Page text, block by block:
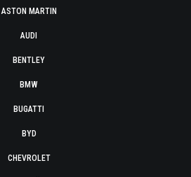
ASTON MARTIN
AUDI
BENTLEY
BMW
BUGATTI
BYD
CHEVROLET